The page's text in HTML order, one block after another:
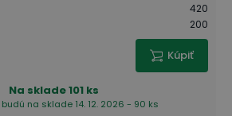
420
200
Kúpiť
Na sklade101 ks
na sklade 14. 12. 2026 - 90 ks